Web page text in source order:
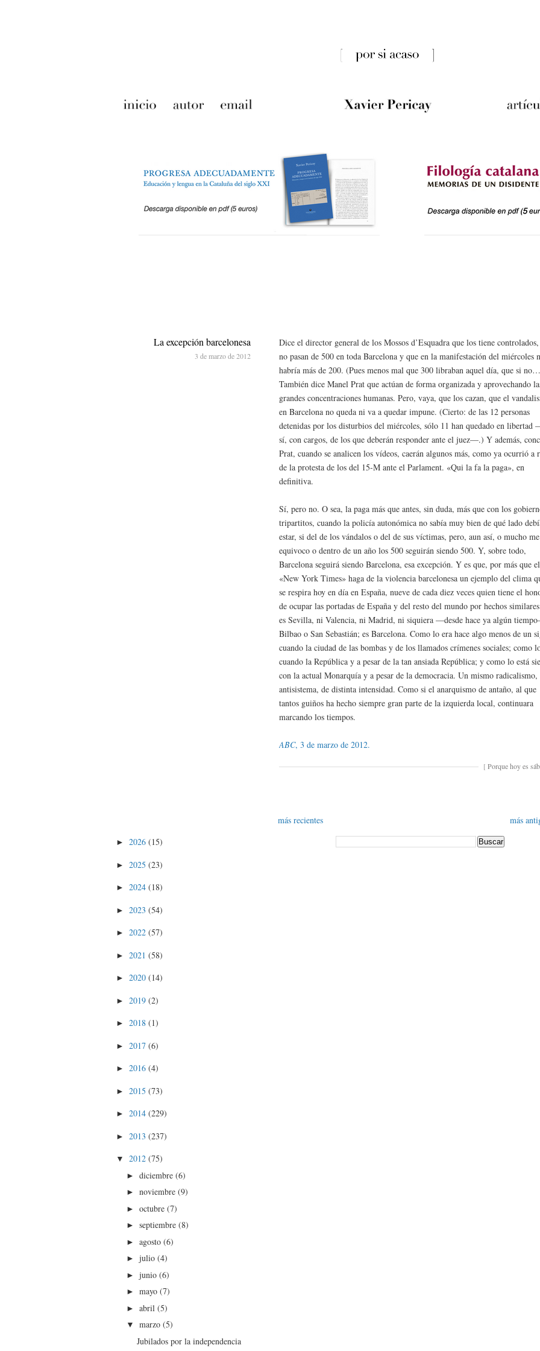
Dice el director general de los Mossos d’Esquadra que los tiene
no pasan de 500 en toda Barcelona y que en la manifestación del miércoles
habría más de 200. (Pues menos mal que 300 libraban aquel día, que si
También dice Manel Prat que actúan de forma organizada y aprovechando
grandes concentraciones humanas. Pero, vaya, que los cazan, que el
en Barcelona no queda ni va a quedar impune. (Cierto: de las 12 personas
detenidas por los disturbios del miércoles, sólo 11 han quedado en libertad
sí, con cargos, de los que deberán responder ante el juez—.) Y además,
Prat, cuando se analicen los vídeos, caerán algunos más, como ya ocurrió a
de la protesta de los del 15-M ante el Parlament. «Qui la fa la paga», en
definitiva.
Sí, pero no. O sea, la paga más que antes, sin duda, más que con los
tripartitos, cuando la policía autonómica no sabía muy bien de qué lado
estar, si del de los vándalos o del de sus víctimas, pero, aun así, o mucho me
equivoco o dentro de un año los 500 seguirán siendo 500. Y, sobre todo,
Barcelona seguirá siendo Barcelona, esa excepción. Y es que, por más que el
«New York Times» haga de la violencia barcelonesa un ejemplo del clima
se respira hoy en día en España, nueve de cada diez veces quien tiene el
de ocupar las portadas de España y del resto del mundo por hechos
es Sevilla, ni Valencia, ni Madrid, ni siquiera —desde hace ya algún
Bilbao o San Sebastián; es Barcelona. Como lo era hace algo menos de un
cuando la ciudad de las bombas y de los llamados crímenes sociales; como
cuando la República y a pesar de la tan ansiada República; y como lo está
con la actual Monarquía y a pesar de la democracia. Un mismo radicalismo,
antisistema, de distinta intensidad. Como si el anarquismo de antaño, al que
tantos guiños ha hecho siempre gran parte de la izquierda local, continuara
marcando los tiempos.
ABC, 3 de marzo de 2012.
[Porque hoy es
La excepción barcelonesa
3 de marzo de 2012
más recientes más
►2026(15)
►2025(23)
►2024(18)
►2023(54)
►2022(57)
►2021(58)
►2020(14)
►2019(2)
►2018(1)
►2017(6)
►2016(4)
►2015(73)
►2014(229)
►2013(237)
▼2012(75)
►diciembre(6)
►noviembre(9)
►octubre(7)
►septiembre(8)
►agosto(6)
►julio(4)
►junio(6)
►mayo(7)
►abril(5)
▼marzo(5)
Jubilados por la independencia